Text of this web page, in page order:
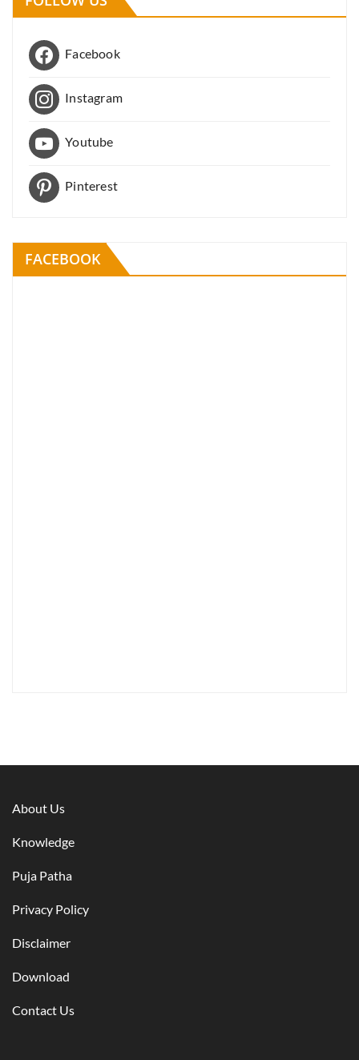
Facebook
Instagram
Youtube
Pinterest
FACEBOOK
About Us
Knowledge
Puja Patha
Privacy Policy
Disclaimer
Download
Contact Us